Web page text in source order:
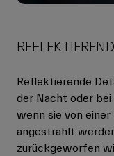
Reflektierende
der Nacht oder
wenn sie von
angestrahlt
zurückgeworfen